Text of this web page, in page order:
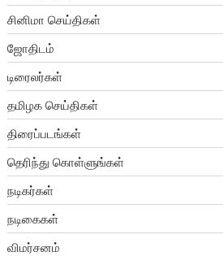
சினிமா செய்திகள்
ஜோதிடம்
டிரைலர்கள்
தமிழக செய்திகள்
திரைப்படங்கள்
தெரிந்து கொள்ளுங்கள்
நடிகர்கள்
நடிகைகள்
விமர்சனம்